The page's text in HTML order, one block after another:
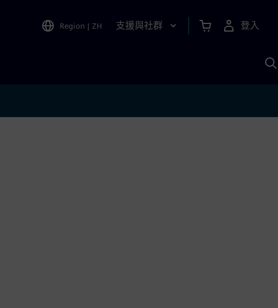
Region | ZH 支援與社群 登入